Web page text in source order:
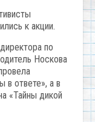
к акции.
по
Носкова
в ответе», а в
«Тайны дикой